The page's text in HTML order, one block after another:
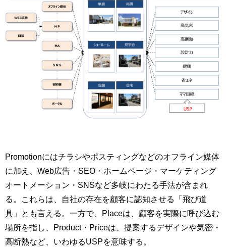
Promotionにはチラシやポスティングなどのオフライン媒体
に加え、Web広告・SEO・ホームページ・マーケティング
オートメーション・SNSなど多岐にわたる手法が含まれ
る。これらは、自社の存在を顧客に認知させる「飛び道
具」とも言える。一方で、Placeは、顧客を実際に呼び込む
場所を指し、Product・Priceは、提案するデザインや気密・
高断熱など、いわゆるUSPを意味する。